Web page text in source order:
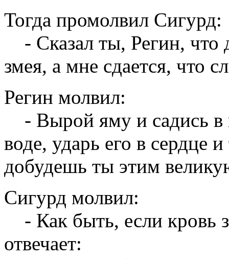
Тогда промолвил Сигурд:
- Сказал ты, Регин, что
змея, а мне сдается, что
Регин молвил:
- Вырой яму и садись в
воде, ударь его в сердце
добудешь ты этим
Сигурд молвил:
- Как быть, если кровь
отвечает: